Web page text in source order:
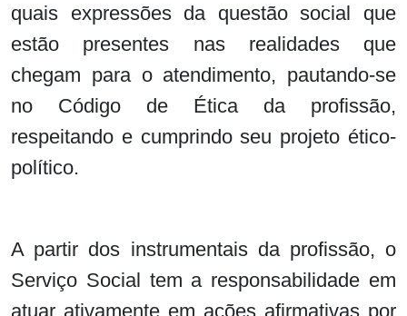
quais expressões da questão social que
estão presentes nas realidades que
chegam para o atendimento, pautando-se
no Código de Ética da profissão,
respeitando e cumprindo seu projeto ético-
político.
A partir dos instrumentais da profissão, o
Serviço Social tem a responsabilidade em
atuar ativamente em ações afirmativas por